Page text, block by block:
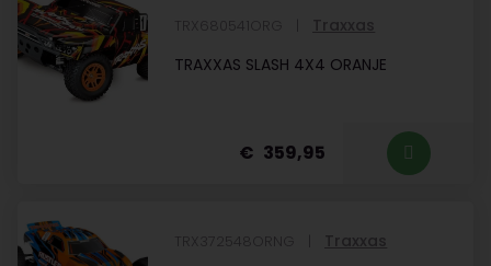
TRX680541ORG
Traxxas
TRAXXAS SLASH 4X4 ORANJE
359,95
TRX372548ORNG
Traxxas